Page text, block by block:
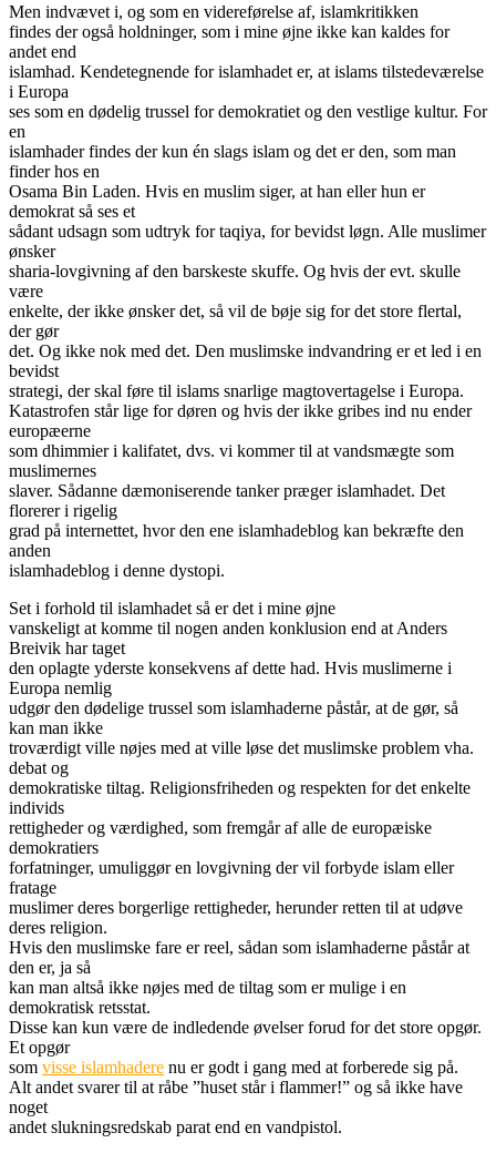
Men indvævet i, og som en videreførelse af, islamkritikken
findes der også holdninger, som i mine øjne ikke kan kaldes for
andet end
islamhad. Kendetegnende for islamhadet er, at islams tilstedeværelse
i Europa
ses som en dødelig trussel for demokratiet og den vestlige kultur. For
en
islamhader findes der kun én slags islam og det er den, som man
finder hos en
Osama Bin Laden. Hvis en muslim siger, at han eller hun er
demokrat så ses et
sådant udsagn som udtryk for taqiya, for bevidst løgn. Alle muslimer
ønsker
sharia-lovgivning af den barskeste skuffe. Og hvis der evt. skulle
være
enkelte, der ikke ønsker det, så vil de bøje sig for det store flertal,
der gør
det. Og ikke nok med det. Den muslimske indvandring er et led i en
bevidst
strategi, der skal føre til islams snarlige magtovertagelse i Europa.
Katastrofen står lige for døren og hvis der ikke gribes ind nu ender
europæerne
som dhimmier i kalifatet, dvs. vi kommer til at vandsmægte som
muslimernes
slaver. Sådanne dæmoniserende tanker præger islamhadet. Det
florerer i rigelig
grad på internettet, hvor den ene islamhadeblog kan bekræfte den
anden
islamhadeblog i denne dystopi.
Set i forhold til islamhadet så er det i mine øjne
vanskeligt at komme til nogen anden konklusion end at Anders
Breivik har taget
den oplagte yderste konsekvens af dette had. Hvis muslimerne i
Europa nemlig
udgør den dødelige trussel som islamhaderne påstår, at de gør, så
kan man ikke
troværdigt ville nøjes med at ville løse det muslimske problem vha.
debat og
demokratiske tiltag. Religionsfriheden og respekten for det enkelte
individs
rettigheder og værdighed, som fremgår af alle de europæiske
demokratiers
forfatninger, umuliggør en lovgivning der vil forbyde islam eller
fratage
muslimer deres borgerlige rettigheder, herunder retten til at udøve
deres religion.
Hvis den muslimske fare er reel, sådan som islamhaderne påstår at
den er, ja så
kan man altså ikke nøjes med de tiltag som er mulige i en
demokratisk retsstat.
Disse kan kun være de indledende øvelser forud for det store opgør.
Et opgør
som visse islamhadere nu er godt i gang med at forberede sig på.
Alt andet svarer til at råbe ”huset står i flammer!” og så ikke have
noget
andet slukningsredskab parat end en vandpistol.